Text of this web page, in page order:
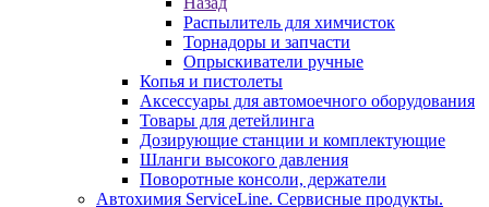
Распылитель для химчисток
Торнадоры и запчасти
Опрыскиватели ручные
Копья и пистолеты
Аксессуары для автомоечного оборудования
Товары для детейлинга
Дозирующие станции и комплектующие
Шланги высокого давления
Поворотные консоли, держатели
Автохимия ServiceLine. Сервисные продукты.